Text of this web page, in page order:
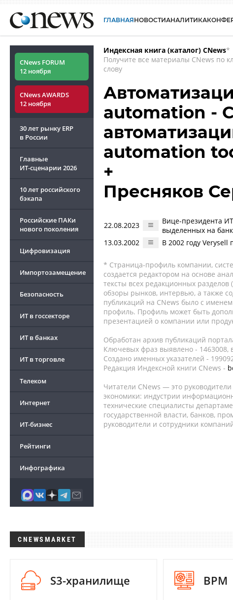
ГЛАВНАЯНОВОСТИАНАЛИТИКА
CNews FORUM
12 ноября
CNews AWARDS
12 ноября
30 лет рынку ERP
в России
Главные
ИТ-сценарии 2026
10 лет российского
бэкапа
Российские ПАКи
нового поколения
Цифровизация
Импортозамещение
Безопасность
ИТ в госсекторе
ИТ в банках
ИТ в торговле
Телеком
Интернет
ИТ-бизнес
Рейтинги
Инфографика
Индексная книга (каталог) CNews*
Получите все материалы CNews по
слову
automation -
automation
+
Пресняков
22.08.2023
Вице-президента
выделенных на
13.03.2002
В 2002 году
* Страница-профиль компании,
создается редактором на основе
тексты всех редакционных разделов (
обзоры рынков, интервью, а также
публикаций на CNews было с
профиль. Профиль может быть
презентацией о компании или
Обработан архив публикаций
Ключевых фраз выявлено - 1463008,
Создано именных указателей -
Редакция Индексной книги CNews -
Читатели CNews — это
экономики: индустрии
технические специалисты
государственной власти, банков,
руководители и сотрудники
CNEWSMARKET
S3-хранилище BPM